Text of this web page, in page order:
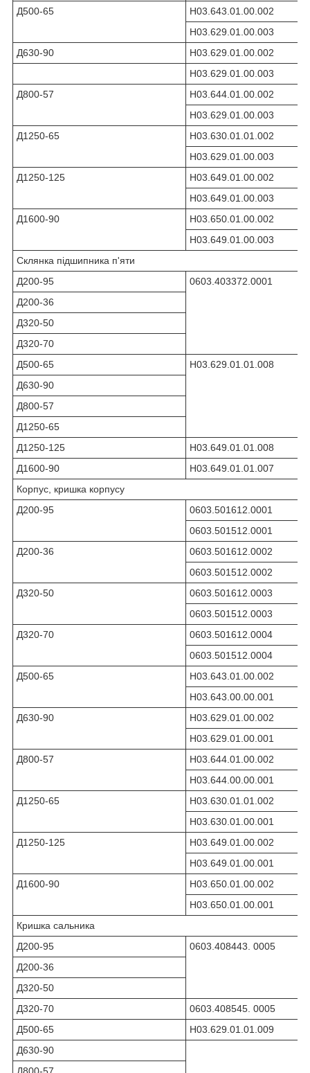
Д500-65
Н03.643.01.00.002
Н03.629.01.00.003
Д630-90
Н03.629.01.00.002
Н03.629.01.00.003
Д800-57
Н03.644.01.00.002
Н03.629.01.00.003
Д1250-65
Н03.630.01.01.002
Н03.629.01.00.003
Д1250-125
Н03.649.01.00.002
Н03.649.01.00.003
Д1600-90
Н03.650.01.00.002
Н03.649.01.00.003
Склянка підшипника п'яти
Д200-95
0603.403372.0001
Д200-36
Д320-50
Д320-70
Д500-65
Н03.629.01.01.008
Д630-90
Д800-57
Д1250-65
Д1250-125
Н03.649.01.01.008
Д1600-90
Н03.649.01.01.007
Корпус, кришка корпусу
Д200-95
0603.501612.0001
0603.501512.0001
Д200-36
0603.501612.0002
0603.501512.0002
Д320-50
0603.501612.0003
0603.501512.0003
Д320-70
0603.501612.0004
0603.501512.0004
Д500-65
Н03.643.01.00.002
Н03.643.00.00.001
Д630-90
Н03.629.01.00.002
Н03.629.01.00.001
Д800-57
Н03.644.01.00.002
Н03.644.00.00.001
Д1250-65
Н03.630.01.01.002
Н03.630.01.00.001
Д1250-125
Н03.649.01.00.002
Н03.649.01.00.001
Д1600-90
Н03.650.01.00.002
Н03.650.01.00.001
Кришка сальника
Д200-95
0603.408443. 0005
Д200-36
Д320-50
Д320-70
0603.408545. 0005
Д500-65
Н03.629.01.01.009
Д630-90